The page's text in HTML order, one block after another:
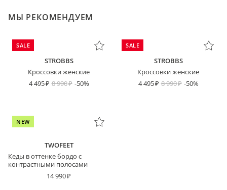
МЫ РЕКОМЕНДУЕМ
SALE
STROBBS
Кроссовки женские
4 495
8 990 -50%
SALE
STROBBS
Кроссовки женские
4 495
8 990 -50%
NEW
TWOFEET
Кеды в оттенке бордо с
контрастными полосами
14 990